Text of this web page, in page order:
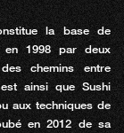
la base de
en 1998 par deux
chemins entre
ainsi que Sushi
aux techniques de
en 2012 de sa